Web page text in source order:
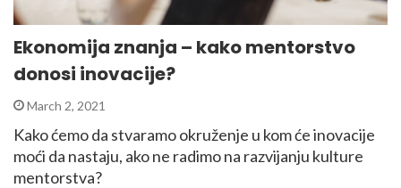
Ekonomija znanja – kako mentorstvo
donosi inovacije?
March 2, 2021
Kako ćemo da stvaramo okruženje u kom će inovacije
moći da nastaju, ako ne radimo na razvijanju kulture
mentorstva?